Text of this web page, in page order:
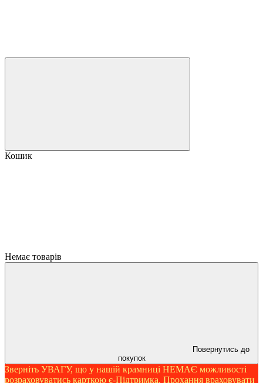
Кошик
Немає товарів
Повернутись до
покупок
Зверніть УВАГУ, що у нашій крамниці НЕМАЄ можливості
розраховуватись карткою є-Підтримка. Прохання враховувати